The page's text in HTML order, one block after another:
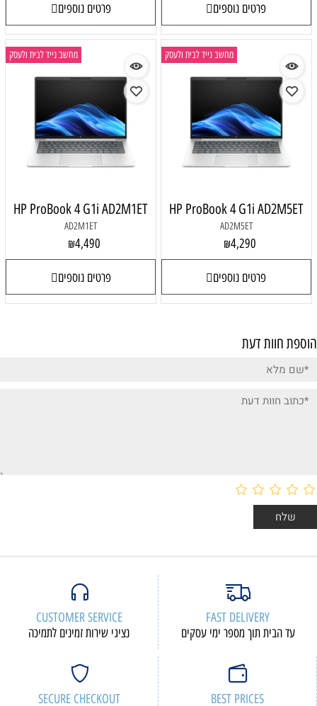
פרטים נוספים פרטים נוספים
מחשב נייד לבית ולעסק
HP ProBook 4 G1i AD2M5ET
AD2M5ET
₪4,290
פרטים נוספים
מחשב נייד לבית ולעסק
HP ProBook 4 G1i AD2M1ET
AD2M1ET
₪4,490
פרטים נוספים
הוספת חוות דעת
FAST DELIVERY
עד הבית תוך מספר ימי עסקים
CUSTOMER SERVICE
נציגי שירות זמינים לתמיכה
BEST PRICES
SECURE CHECKOUT